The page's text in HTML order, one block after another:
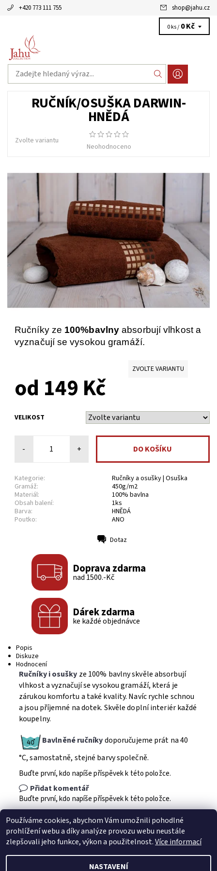
+420 773 111 755 shop@jahu.cz
0 ks / 0 Kč
RUČNÍK/OSUŠKA DARWIN-
HNĚDÁ
Zvolte variantu
Neohodnoceno
Ručníky ze 100%bavlny absorbují vlhkost a
vyznačují se vysokou gramáží.
ZVOLTE VARIANTU
od 149 Kč
VELIKOST
- +
Kategorie:
Ručníky a osušky | Osuška
Gramáž:
450g/m2
Materiál:
100% bavlna
Obsah balení:
1ks
Barva:
HNĚDÁ
Poutko:
ANO
Dotaz
Doprava zdarma
nad 1500.-Kč
Dárek zdarma
ke každé objednávce
Popis
Diskuze
Hodnocení
Ručníky i osušky ze 100% bavlny skvěle absorbují
vlhkost a vyznačují se vysokou gramáží, která je
zárukou komfortu a také kvality. Navíc rychle schnou
a jsou příjemné na dotek. Skvěle doplní interiér každé
koupelny.
Bavlněné ručníkydoporučujeme prát na 40
°C, samostatně, stejné barvy společně.
Buďte první, kdo napíše příspěvek k této položce.
Přidat komentář
Buďte první, kdo napíše příspěvek k této položce.
Používáme cookies, abychom Vám umožnili pohodlné
prohlížení webu a díky analýze provozu webu neustále
zlepšovali jeho funkce, výkon a použitelnost.Více informací
NASTAVENÍ